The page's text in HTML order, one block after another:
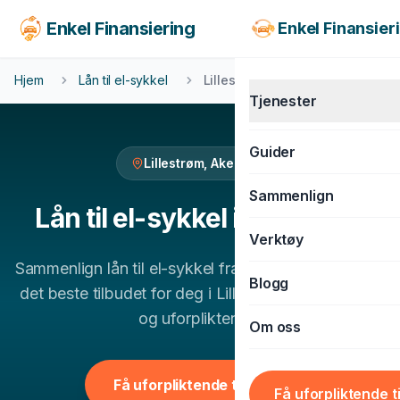
Enkel Finansiering Enkel
Tjenester
MC-lån
BOLIG & LIVSSTIL
Guider
Sammenlign
Verktøy
Blogg
Om oss
Få uforpliktende
Hjem Lån til el-sykkel Lillestrøm
Lillestrøm,Akershus
Lån til el-sykkel i
Sammenlign lån til el-sykkel fra flere banker og finn
det beste tilbudet for deg i Lillestrøm. 100% gratis
og uforpliktende.
Få uforpliktende tilbud